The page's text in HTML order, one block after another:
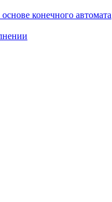
конечного автомата